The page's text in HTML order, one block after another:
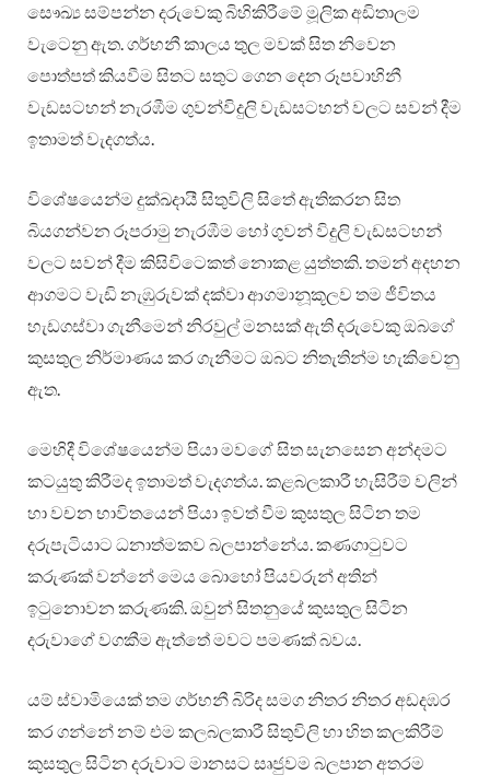
සෞඛ්‍ය සම්පන්න දරුවෙකු බිහිකිරීමේ මූලික අඩිතාලම
වැටෙනු ඇත. ගර්භනී කාලය තුල මවක් සිත නිවෙන
පොත්පත් කියවීම සිතට සතුට ගෙන දෙන රූපවාහිනී
වැඩසටහන් නැරඹීම ගුවන්විදුලි වැඩසටහන් වලට සවන් දීම
ඉතාමත් වැදගත්ය.
විශේෂයෙන්ම දුක්ඛදායී සිතුවිලි සිතේ ඇතිකරන සිත
බියගන්වන රූපරාමු නැරඹීම හෝ ගුවන් විදුලි වැඩසටහන්
වලට සවන් දීම කිසිවිටෙකත් නොකළ යුත්තකි. තමන් අදහන
ආගමට වැඩි නැඹුරුවක් දක්වා ආගමානූකූලව තම ජීවිතය
හැඩගස්වා ගැනීමෙන් නිරවුල් මනසක් ඇති දරුවෙකු ඔබගේ
කුසතුල නිර්මාණය කර ගැනීමට ඔබට නිතැතින්ම හැකිවෙනු
ඇත.
මෙහිදී විශේෂයෙන්ම පියා මවගේ සිත සැනසෙන අන්දමට
කටයුතු කිරීමද ඉතාමත් වැදගත්ය. කළබලකාරී හැසිරීම් වලින්
හා වචන භාවිතයෙන් පියා ඉවත් වීම කුසතුල සිටින තම
දරුපැටියාට ධනාත්මකව බලපාන්නේය. කණගාටුවට
කරුණක් වන්නේ මෙය බොහෝ පියවරුන් අතින්
ඉටුනොවන කරුණකි. ඔවුන් සිතනුයේ කුසතුල සිටින
දරුවාගේ වගකීම ඇත්තේ මවට පමණක් බවය.
යම් ස්වාමියෙක් තම ගර්භනී බිරිද සමග නිතර නිතර අඩදඹර
කර ගන්නේ නම් එම කලබලකාරී සිතුවිලි හා හිත කලකිරීම්
කුසතුල සිටින දරුවාට මානසට සෘජුවම බලපාන අතරම